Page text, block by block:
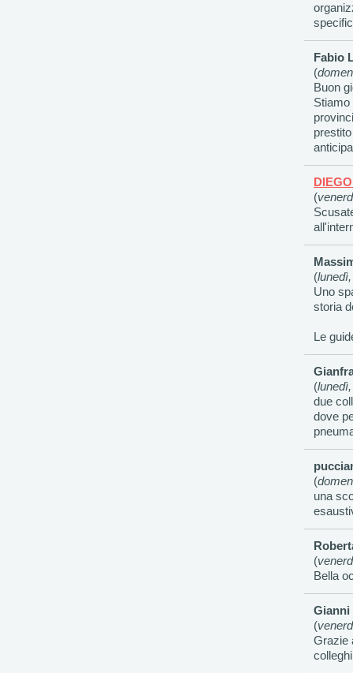
Fabio
(
Buon
Stiamo
(
(
Uno
storia
Le
(
due
dove
(
una
(
Bella
Gianni
(
Grazie